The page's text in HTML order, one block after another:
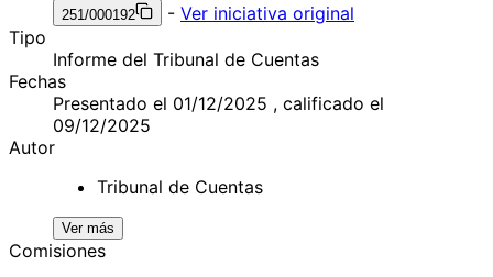
251/000192 - Ver iniciativa original
Tipo
Informe del Tribunal de Cuentas
Fechas
Presentado el 01/12/2025 , calificado el
09/12/2025
Autor
Tribunal de Cuentas
Ver más
Comisiones